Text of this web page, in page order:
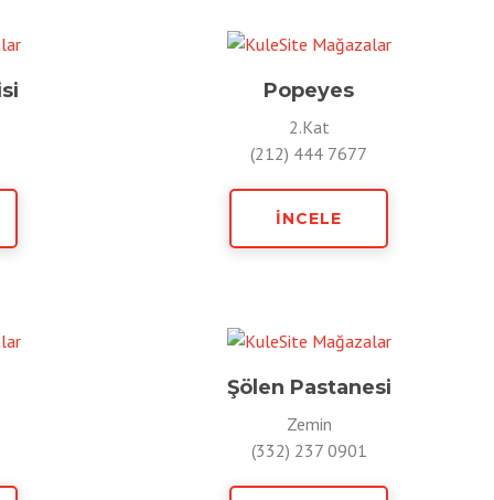
Popeyes
2.Kat
(212) 444 7677
İNCELE
Şölen Pastanesi
Zemin
(332) 237 0901